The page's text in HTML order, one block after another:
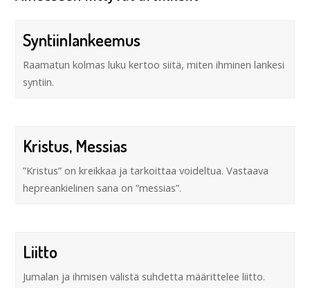
Syntiinlankeemus
Raamatun kolmas luku kertoo siitä, miten ihminen lankesi
syntiin.
Kristus, Messias
”Kristus” on kreikkaa ja tarkoittaa voideltua. Vastaava
hepreankielinen sana on ”messias”.
Liitto
Jumalan ja ihmisen välistä suhdetta määrittelee liitto.